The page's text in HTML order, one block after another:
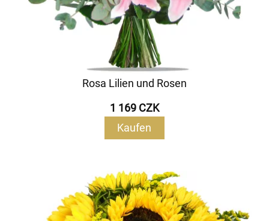
Rosa Lilien und Rosen
1 169 CZK
Kaufen